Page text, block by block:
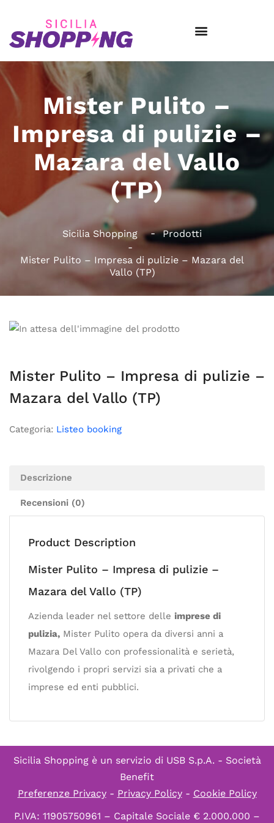
Mister Pulito –
Impresa di pulizie –
Mazara del Vallo
(TP)
Sicilia Shopping Prodotti
Mister Pulito – Impresa di pulizie – Mazara del
Vallo (TP)
Mister Pulito – Impresa di pulizie –
Mazara del Vallo (TP)
Categoria: Listeo booking
Descrizione
Recensioni (0)
Product Description
Mister Pulito – Impresa di pulizie –
Mazara del Vallo (TP)
Azienda leader nel settore delle imprese di
pulizia, Mister Pulito opera da diversi anni a
Mazara Del Vallo con professionalità e serietà,
rivolgendo i propri servizi sia a privati che a
imprese ed enti pubblici.
Sicilia Shopping è un servizio di USB S.p.A. - Società
Benefit
Preferenze Privacy- Privacy Policy- Cookie Policy
P.IVA: 11905750961 – Capitale Sociale € 2.000.000 –